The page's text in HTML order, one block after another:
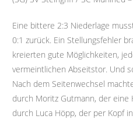
Eine bittere 2:3 Niederlage
0:1 zurück. Ein Stellungsfehler
kreierten gute Möglichkeiten,
vermeintlichen Abseitstor. Und
Nach dem Seitenwechsel
durch Moritz Gutmann, der
durch Luca Höpp, der per Kopf